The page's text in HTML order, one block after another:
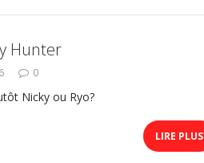
Hunter
0
Nicky ou Ryo?
LIRE PLUS